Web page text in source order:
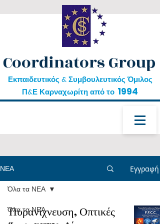
Coordinators Group
Εκπαιδευτικός & Συμβουλευτικός Όμιλος
Π&Ε Καρναχωρίτη από το 1994
ΝΕΑ Εγγραφή
Όλα τα ΝΕΑ
Όλα τα ΝΕΑ
Πυρανίχνευση, Οπτικές